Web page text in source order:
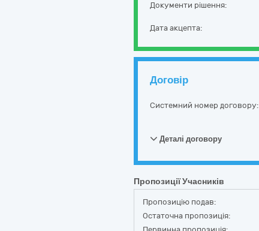
Документи рішення:
Дата акцепта:
Договір
Системний номер договору:
Деталі договору
Пропозиції Учасників
Пропозицію подав:
Остаточна пропозиція: